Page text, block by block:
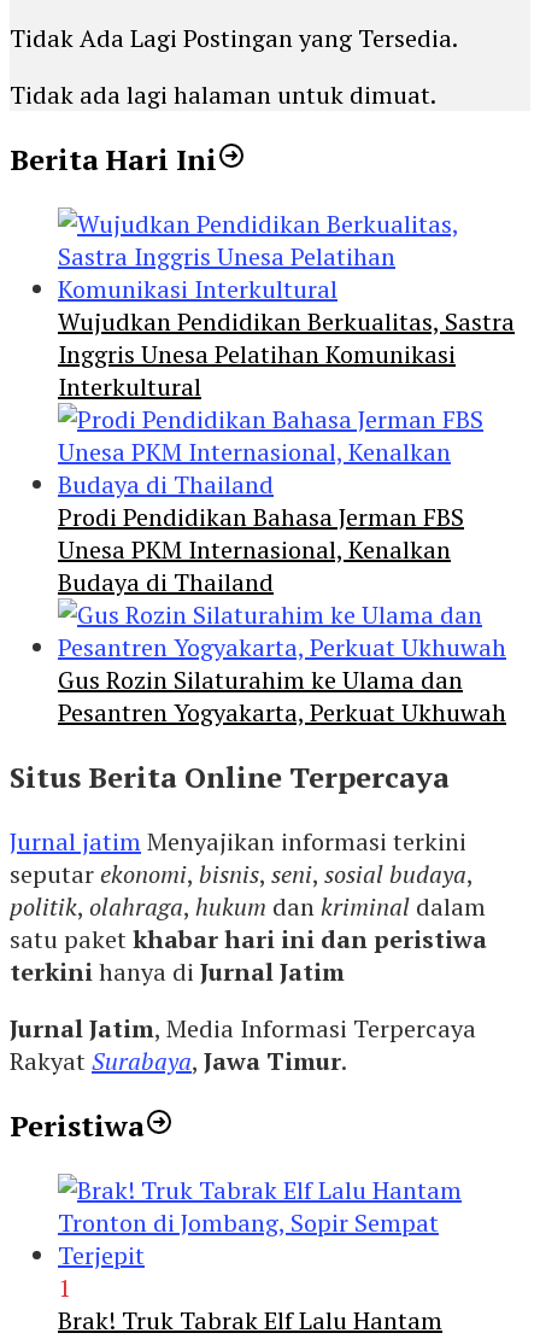
Tidak Ada Lagi Postingan yang Tersedia.
Tidak ada lagi halaman untuk dimuat.
Berita Hari Ini
Wujudkan Pendidikan Berkualitas, Sastra
Inggris Unesa Pelatihan Komunikasi
Interkultural
Prodi Pendidikan Bahasa Jerman FBS
Unesa PKM Internasional, Kenalkan
Budaya di Thailand
Gus Rozin Silaturahim ke Ulama dan
Pesantren Yogyakarta, Perkuat Ukhuwah
Situs Berita Online Terpercaya
Jurnal jatimMenyajikan informasi terkini
seputarekonomi, bisnis, seni, sosial budaya,
politik, olahraga, hukum dankriminal dalam
satu paketkhabar hari ini dan peristiwa
terkinihanya di Jurnal Jatim
Jurnal Jatim, Media Informasi Terpercaya
RakyatSurabaya, Jawa Timur.
Peristiwa
1
Brak! Truk Tabrak Elf Lalu Hantam